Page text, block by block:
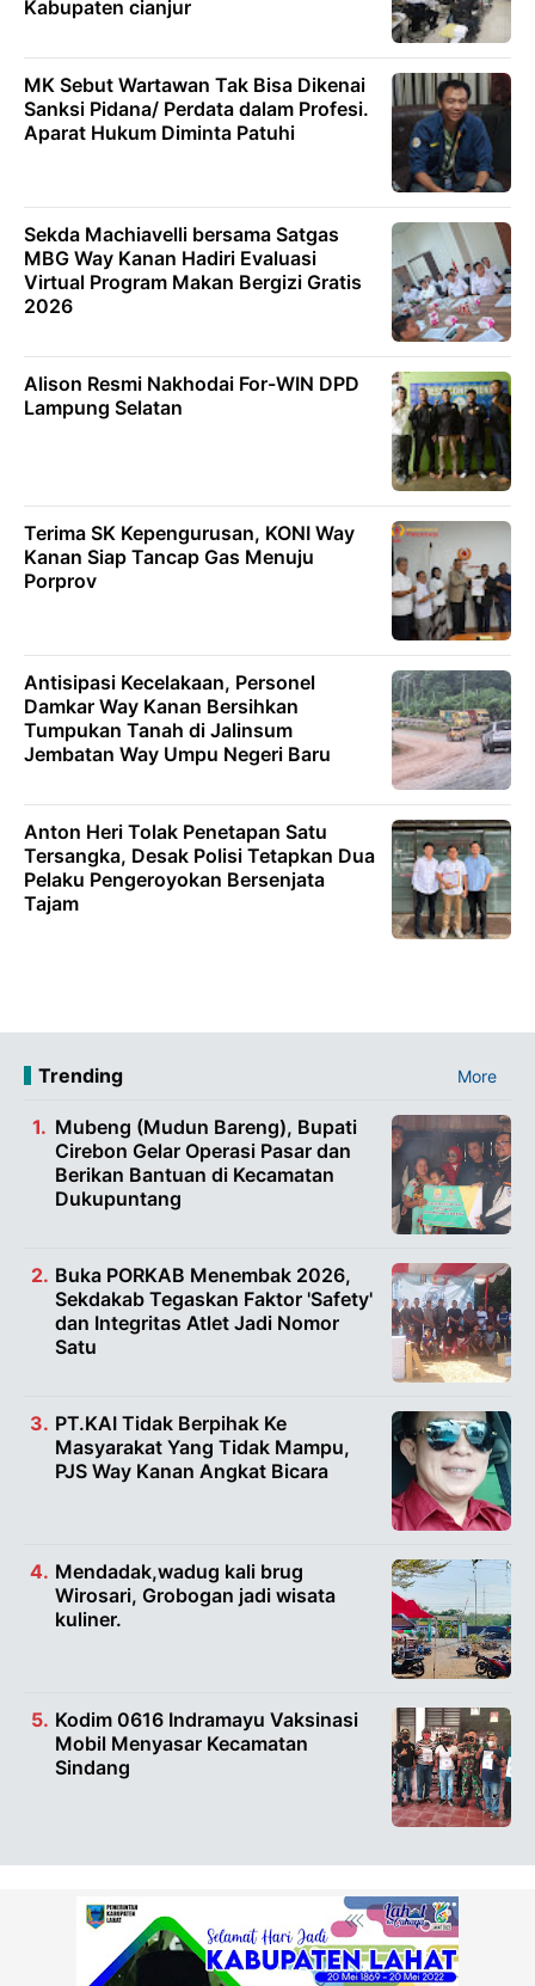
Kabupaten cianjur
MK Sebut Wartawan Tak Bisa Dikenai
Sanksi Pidana/ Perdata dalam Profesi.
Aparat Hukum Diminta Patuhi
Sekda Machiavelli bersama Satgas
MBG Way Kanan Hadiri Evaluasi
Virtual Program Makan Bergizi Gratis
2026
Alison Resmi Nakhodai For-WIN DPD
Lampung Selatan
Terima SK Kepengurusan, KONI Way
Kanan Siap Tancap Gas Menuju
Porprov
Antisipasi Kecelakaan, Personel
Damkar Way Kanan Bersihkan
Tumpukan Tanah di Jalinsum
Jembatan Way Umpu Negeri Baru
Anton Heri Tolak Penetapan Satu
Tersangka, Desak Polisi Tetapkan Dua
Pelaku Pengeroyokan Bersenjata
Tajam
Trending More
Mubeng (Mudun Bareng), Bupati
Cirebon Gelar Operasi Pasar dan
Berikan Bantuan di Kecamatan
Dukupuntang
Buka PORKAB Menembak 2026,
Sekdakab Tegaskan Faktor 'Safety'
dan Integritas Atlet Jadi Nomor
Satu
PT.KAI Tidak Berpihak Ke
Masyarakat Yang Tidak Mampu,
PJS Way Kanan Angkat Bicara
Mendadak,wadug kali brug
Wirosari, Grobogan jadi wisata
kuliner.
Kodim 0616 Indramayu Vaksinasi
Mobil Menyasar Kecamatan
Sindang